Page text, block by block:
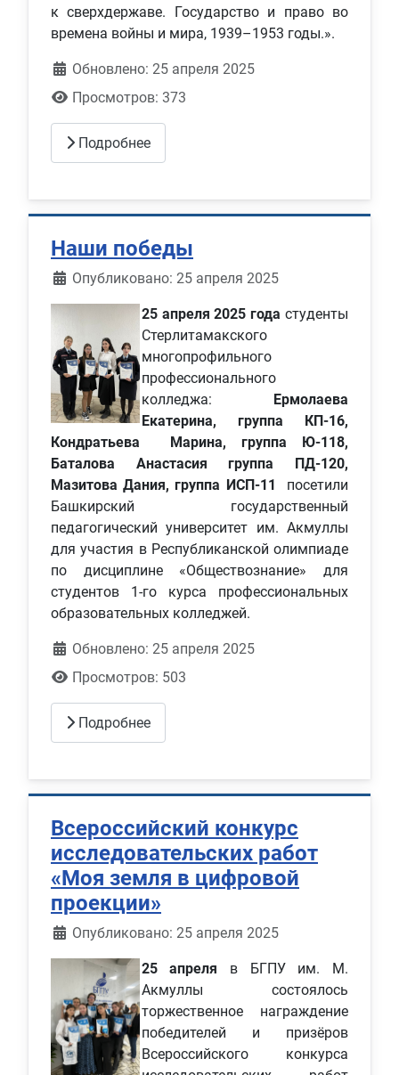
к сверхдержаве. Государство и право во
времена войны и мира, 1939–1953 годы.».
Обновлено: 25 апреля 2025
Просмотров: 373
Подробнее
Наши победы
Информация о материале
Опубликовано: 25 апреля 2025
25 апреля 2025 года студенты
Стерлитамакского
многопрофильного
профессионального
колледжа:
Ермолаева
Екатерина, группа КП-16,
Кондратьева Марина, группа Ю-118,
Баталова Анастасия группа ПД-120,
Мазитова Дания, группа ИСП-11
посетили
Башкирский государственный
педагогический университет им. Акмуллы
для участия в Республиканской олимпиаде
по дисциплине «Обществознание» для
студентов 1-го курса профессиональных
образовательных колледжей.
Обновлено: 25 апреля 2025
Просмотров: 503
Подробнее
Всероссийский конкурс
исследовательских работ
«Моя земля в цифровой
проекции»
Информация о материале
Опубликовано: 25 апреля 2025
25 апреля в БГПУ им. М.
Акмуллы состоялось
торжественное награждение
победителей и призёров
Всероссийского конкурса